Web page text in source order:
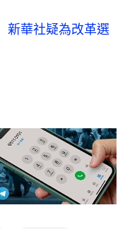
華社疑為改革選